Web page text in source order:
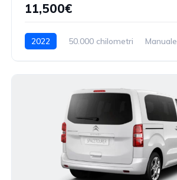
11,500€
2022 50.000 chilometri Manuale